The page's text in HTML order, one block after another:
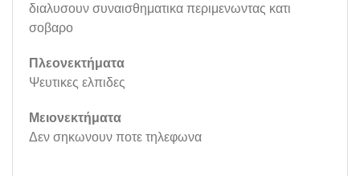
διαλυσουν συναισθηματικα περιμενωντας κατι
σοβαρο
Πλεονεκτήματα
Ψευτικες ελπιδες
Μειονεκτήματα
Δεν σηκωνουν ποτε τηλεφωνα